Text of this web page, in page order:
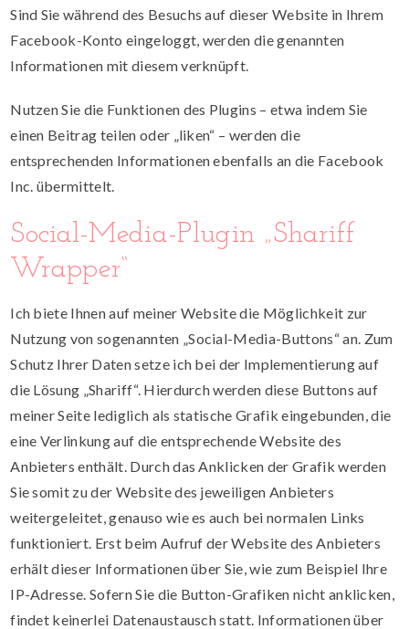
Sind Sie während des Besuchs auf dieser Website in Ihrem
Facebook-Konto eingeloggt, werden die genannten
Informationen mit diesem verknüpft.
Nutzen Sie die Funktionen des Plugins – etwa indem Sie
einen Beitrag teilen oder „liken“ – werden die
entsprechenden Informationen ebenfalls an die Facebook
Inc. übermittelt.
Social-Media-Plugin „Shariff
Wrapper“
Ich biete Ihnen auf meiner Website die Möglichkeit zur
Nutzung von sogenannten „Social-Media-Buttons“ an. Zum
Schutz Ihrer Daten setze ich bei der Implementierung auf
die Lösung „Shariff“. Hierdurch werden diese Buttons auf
meiner Seite lediglich als statische Grafik eingebunden, die
eine Verlinkung auf die entsprechende Website des
Anbieters enthält. Durch das Anklicken der Grafik werden
Sie somit zu der Website des jeweiligen Anbieters
weitergeleitet, genauso wie es auch bei normalen Links
funktioniert. Erst beim Aufruf der Website des Anbieters
erhält dieser Informationen über Sie, wie zum Beispiel Ihre
IP-Adresse. Sofern Sie die Button-Grafiken nicht anklicken,
findet keinerlei Datenaustausch statt. Informationen über